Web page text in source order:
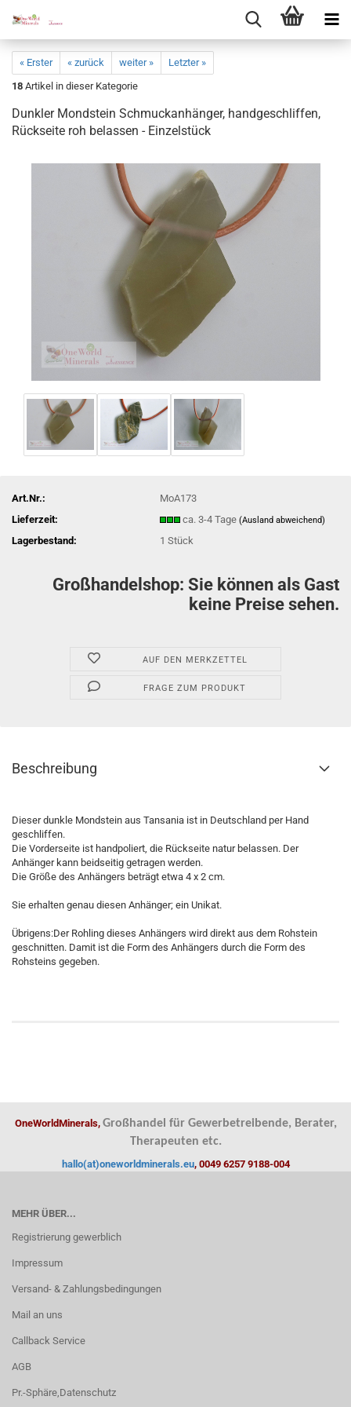
« Erster « zurück weiter »
Letzter »
18 Artikel in dieser Kategorie
Dunk­ler Mond­stein Schmuck­an­hän­ger, hand­ge­schlif­fen,
Rück­sei­te roh be­las­sen - Ein­zel­stück
Art.Nr.:
MoA173
Lieferzeit:
ca. 3-4 Tage(Ausland abweichend)
Lagerbestand: 1Stück
Großhandelshop: Sie können als Gast
keine Preise sehen.
AUF DEN MERKZETTEL
FRAGE ZUM PRODUKT
Beschreibung
Dieser dunkle Mondstein aus Tansania ist in Deutschland per Hand
geschliffen.
Die Vorderseite ist handpoliert, die Rückseite natur belassen. Der
Anhänger kann beidseitig getragen werden.
Die Größe des Anhängers beträgt etwa 4 x 2 cm.
Sie erhalten genau diesen Anhänger; ein Unikat.
Übrigens:Der Rohling dieses Anhängers wird direkt aus dem Rohstein
geschnitten. Damit ist die Form des Anhängers durch die Form des
Rohsteins gegeben.
OneWorldMinerals, Großhandel für Gewerbetreibende, Berater,
Therapeuten etc.
hallo(at)oneworldminerals.eu, 0049 6257 9188-004
MEHR ÜBER...
Registrierung gewerblich
Impressum
Versand- & Zahlungsbedingungen
Mail an uns
Callback Service
AGB
Pr.-Sphäre,Datenschutz